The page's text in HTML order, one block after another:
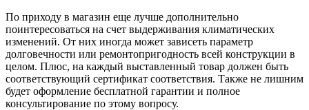
По приходу в магазин еще лучше дополнительно
поинтересоваться на счет выдерживания климатических
изменений. От них иногда может зависеть параметр
долговечности или ремонтопригодность всей конструкции в
целом. Плюс, на каждый выставленный товар должен быть
соответствующий сертификат соответствия. Также не лишним
будет оформление бесплатной гарантии и полное
консультирование по этому вопросу.